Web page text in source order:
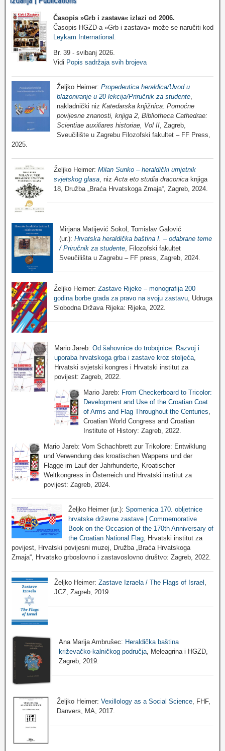
Časopis »Grb i zastava« izlazi od 2006.
Časopis HGZD-a »Grb i zastava« može se naručiti kod
Leykam International
Br. 39 - svibanj 2026.
Vidi Popis sadržaja svih brojeva
Željko Heimer: Propedeutica heraldica/Uvod u
blazoniranje u 20 lekcija/Priručnik za studente,
nakladnički niz Katedarska knjižnica: Pomoćne
povijesne znanosti, knjiga 2, Bibliotheca Cathedrae:
Scientiae auxiliares historiae, Vol II, Zagreb,
Sveučilište u Zagrebu Filozofski fakultet – FF Press,
2025.
Željko Heimer: Milan Sunko – heraldički umjetnik
svjetskog glasa , niz Acta eto studia draconica knjiga
18, Družba „Braća Hrvatskoga Zmaja“, Zagreb, 2024.
Mirjana Matijević Sokol, Tomislav Galović
(ur.): Hrvatska heraldička baština I. – odabrane teme
/ Priručnik za studente, Filozofski fakultet
Sveučilišta u Zagrebu – FF press, Zagreb, 2024.
Željko Heimer: Zastave Rijeke – monografija 200
godina borbe grada za pravo na svoju zastavu, Udruga
Slobodna Država Rijeka: Rijeka, 2022.
Mario Jareb: Od šahovnice do trobojnice: Razvoj i
uporaba hrvatskoga grba i zastave kroz stoljeća,
Hrvatski svjetski kongres i Hrvatski institut za
povijest: Zagreb, 2022.
Mario Jareb: From Checkerboard to Tricolor:
Development and Use of the Croatian Coat
of Arms and Flag Throughout the Centuries
Croatian World Congress and Croatian
Institute of History: Zagreb, 2022.
Mario Jareb: Vom Schachbrett zur Trikolore: Entwiklung
und Verwendung des kroatischen Wappens und der
Flagge im Lauf der Jahrhunderte, Kroatischer
Weltkongress in Österreich und Hrvatski institut za
povijest: Zagreb, 2024.
Željko Heimer (ur.): Spomenica 170. obljetnice
hrvatske državne zastave | Commemorative
Book on the Occasion of the 170th Anniversary of
the Croatian National Flag, Hrvatski institut za
povijest, Hrvatski povijesni muzej, Družba „Braća Hrvatskoga
Zmaja“, Hrvatsko grboslovno i zastavoslovno društvo: Zagreb, 2022.
Željko Heimer:Zastave Izraela / The Flags of Israel
JCZ, Zagreb, 2019.
Ana Marija Ambrušec: Heraldička baština
križevačko-kalničkog područja, Meleagrina i HGZD,
Zagreb, 2019.
Željko Heimer:Vexillology as a Social Science , FHF,
Danvers, MA, 2017.